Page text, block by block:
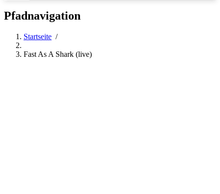
Pfadnavigation
Startseite /
Fast As A Shark (live)